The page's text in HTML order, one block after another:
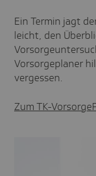
Ein Termin jagt
leicht, den
Vorsorgeplaner
vergessen.
Zum TK-